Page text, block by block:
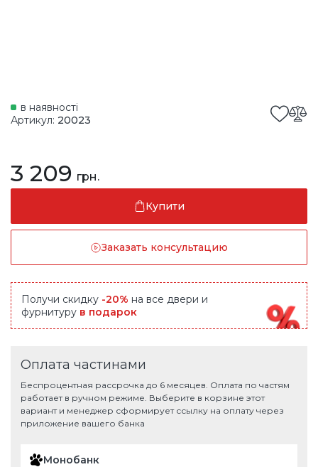
в наявності
Артикул: 20023
3 209 грн.
Купити
Заказать консультацию
Получи скидку -20% на все двери и
фурнитуру в подарок
Оплата частинами
Беспроцентная рассрочка до 6 месяцев. Оплата по частям
работает в ручном режиме. Выберите в корзине этот
вариант и менеджер сформирует ссылку на оплату через
приложение вашего банка
Монобанк